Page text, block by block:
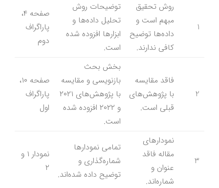
1
روش تحقیق
مبهم است و
داده‌ها توضیح
کافی ندارند.
توضیحات روش
تحلیل داده‌ها و
ابزارها افزوده شده
است.
صفحه ۴،
پاراگراف
دوم
2
فاقد مقایسه
با پژوهش‌های
قبلی است.
بخش بحث
بازنویسی و مقایسه
با پژوهش‌های ۲۰۲۱
و ۲۰۲۲ افزوده شده
است.
صفحه ۱۰،
پاراگراف
اول
3
نمودارهای
مقاله فاقد
عنوان و
شماره‌اند.
تمامی نمودارها
شماره‌گذاری و
توضیح داده شده‌اند.
نمودار ۱ و
۲